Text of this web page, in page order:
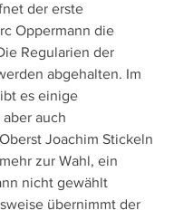
der erste
Oppermann die
Regularien der
abgehalten. Im
es einige
auch
Joachim Stickeln
zur Wahl, ein
nicht gewählt
übernimmt der